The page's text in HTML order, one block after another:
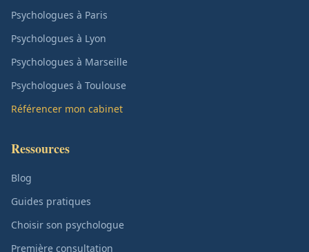
Psychologues à Paris
Psychologues à Lyon
Psychologues à Marseille
Psychologues à Toulouse
Référencer mon cabinet
Ressources
Blog
Guides pratiques
Choisir son psychologue
Première consultation